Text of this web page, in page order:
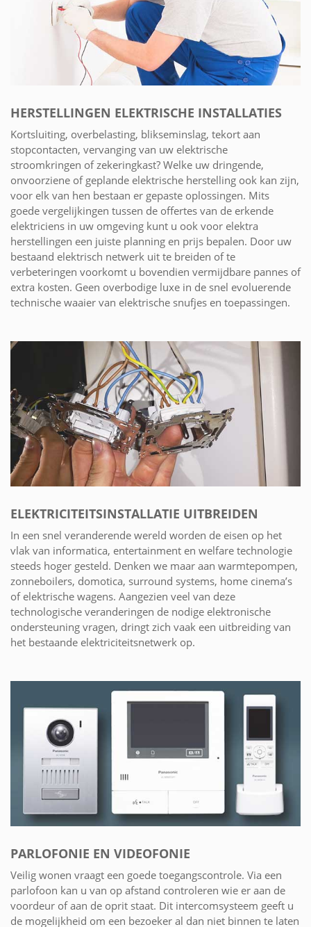
HERSTELLINGEN ELEKTRISCHE INSTALLATIES
Kortsluiting, overbelasting, blikseminslag, tekort aan
stopcontacten, vervanging van uw elektrische
stroomkringen of zekeringkast? Welke uw dringende,
onvoorziene of geplande elektrische herstelling ook kan zijn,
voor elk van hen bestaan er gepaste oplossingen. Mits
goede vergelijkingen tussen de offertes van de erkende
elektriciens in uw omgeving kunt u ook voor elektra
herstellingen een juiste planning en prijs bepalen. Door uw
bestaand elektrisch netwerk uit te breiden of te
verbeteringen voorkomt u bovendien vermijdbare pannes of
extra kosten. Geen overbodige luxe in de snel evoluerende
technische waaier van elektrische snufjes en toepassingen.
ELEKTRICITEITSINSTALLATIE UITBREIDEN
In een snel veranderende wereld worden de eisen op het
vlak van informatica, entertainment en welfare technologie
steeds hoger gesteld. Denken we maar aan warmtepompen,
zonneboilers, domotica, surround systems, home cinema’s
of elektrische wagens. Aangezien veel van deze
technologische veranderingen de nodige elektronische
ondersteuning vragen, dringt zich vaak een uitbreiding van
het bestaande elektriciteitsnetwerk op.
PARLOFONIE EN VIDEOFONIE
Veilig wonen vraagt een goede toegangscontrole. Via een
parlofoon kan u van op afstand controleren wie er aan de
voordeur of aan de oprit staat. Dit intercomsysteem geeft u
de mogelijkheid om een bezoeker al dan niet binnen te laten